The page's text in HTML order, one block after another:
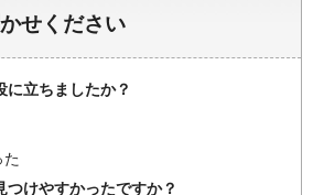
せください
に立ちましたか？
た
つけやすかったですか？